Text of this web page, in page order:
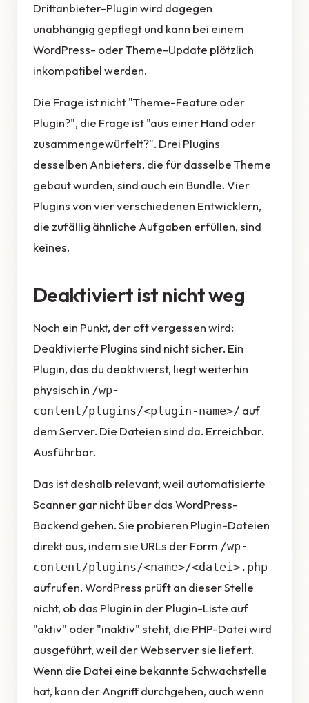
Drittanbieter-Plugin wird dagegen
unabhängig gepflegt und kann bei einem
WordPress- oder Theme-Update plötzlich
inkompatibel werden.
Die Frage ist nicht "Theme-Feature oder
Plugin?", die Frage ist "aus einer Hand oder
zusammengewürfelt?". Drei Plugins
desselben Anbieters, die für dasselbe Theme
gebaut wurden, sind auch ein Bundle. Vier
Plugins von vier verschiedenen Entwicklern,
die zufällig ähnliche Aufgaben erfüllen, sind
keines.
Deaktiviert ist nicht weg
Noch ein Punkt, der oft vergessen wird:
Deaktivierte Plugins sind nicht sicher. Ein
Plugin, das du deaktivierst, liegt weiterhin
physisch in /wp-
content/plugins/<plugin-name>/ auf
dem Server. Die Dateien sind da. Erreichbar.
Ausführbar.
Das ist deshalb relevant, weil automatisierte
Scanner gar nicht über das WordPress-
Backend gehen. Sie probieren Plugin-Dateien
direkt aus, indem sie URLs der Form /wp-
content/plugins/<name>/<datei>.php
aufrufen. WordPress prüft an dieser Stelle
nicht, ob das Plugin in der Plugin-Liste auf
"aktiv" oder "inaktiv" steht, die PHP-Datei wird
ausgeführt, weil der Webserver sie liefert.
Wenn die Datei eine bekannte Schwachstelle
hat, kann der Angriff durchgehen, auch wenn